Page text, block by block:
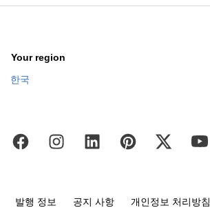
Your region
한국
발행 정보 공지 사항 개인정보 처리방침